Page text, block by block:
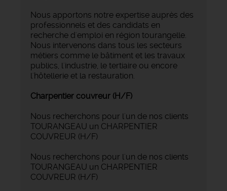
Nous apportons notre expertise auprès des
professionnels et des candidats en
recherche d'emploi en région tourangelle.
Nous intervenons dans tous les secteurs
métiers comme le bâtiment et les travaux
publics, l'industrie, le tertiaire ou encore
l'hôtellerie et la restauration.
Charpentier couvreur (H/F)
Nous recherchons pour l'un de nos clients
TOURANGEAU un CHARPENTIER
COUVREUR (H/F)
Nous recherchons pour l'un de nos clients
TOURANGEAU un CHARPENTIER
COUVREUR (H/F)